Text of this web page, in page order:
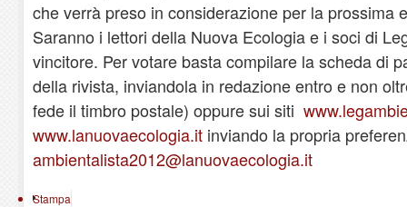
che verrà preso in considerazione per la prossima
Saranno i lettori della Nuova Ecologia e i soci di
vincitore. Per votare basta compilare la scheda di
della rivista, inviandola in redazione entro e non
fede il timbro postale) oppure sui siti
www.lanuovaecologia.it inviando la propria
ambientalista2012@lanuovaecologia.it
Stampa